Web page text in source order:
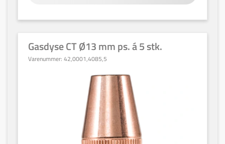
Gasdyse CT Ø13 mm ps. á 5 stk.
Varenummer: 42,0001,4085,5